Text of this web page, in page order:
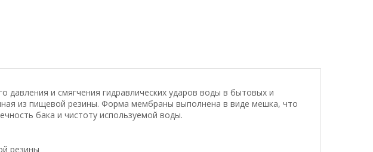
давления и смягчения гидравлических ударов воды в бытовых и
из пищевой резины. Форма мембраны выполнена в виде мешка, что
бака и чистоту используемой воды.
резины